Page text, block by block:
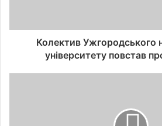
Колектив Ужгородського
університету повстав